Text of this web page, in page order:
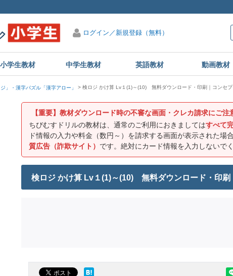
ログイン／新規登録（無料）
小学生教材 中学生教材 英語教材 動画教材
」・漢字パズル「漢字アロー」 検ロジ かけ算 Lv１(1)～(10) 無料ダウンロード・印刷｜コンセ
【重要】教材ダウンロード時の不審な画面・クレカ請求にご注
ちびむすドリルの教材は、通常のご利用におきましてはすべて
ド情報の入力や料金（数円～）を請求する画面が表示された場
質広告（詐欺サイト） です。絶対にカード情報を入力しないで
検ロジ かけ算 Lv１(1)～(10) 無料ダウンロード・印刷